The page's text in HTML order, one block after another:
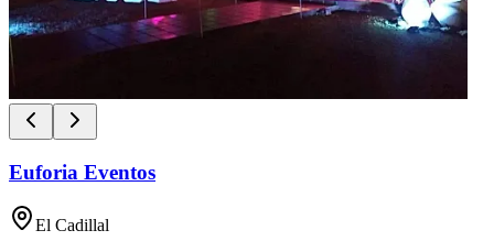
Euforia Eventos
El Cadillal